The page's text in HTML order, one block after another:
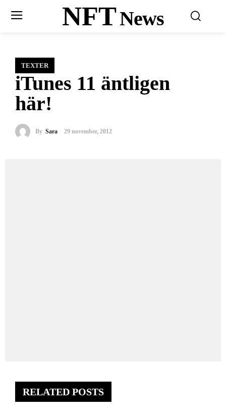
NFTNews
TEXTER
iTunes 11 äntligen
här!
By Sara 29 november, 2012
RELATED POSTS